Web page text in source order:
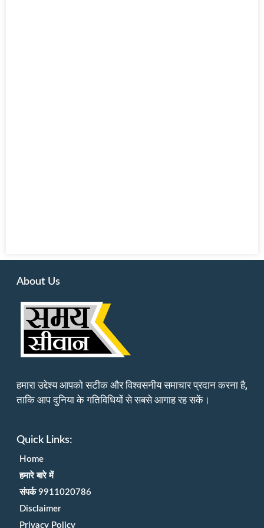
About Us
हमारा उद्देश्य आपको सटीक और विश्वसनीय समाचार प्रदान करना है,
ताकि आप दुनिया के गतिविधियों से सबसे आगाह रह सकें।
Quick Links:
Home
हमारे बारे में
संपर्क 9911020786
Disclaimer
Privacy Policy